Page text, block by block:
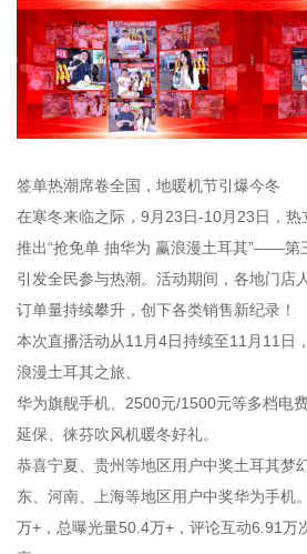
签单热潮席卷全国，地暖机节引爆今冬
在寒冬来临之际，9月23日-10月23日，热
推出“抢免单 抽华为 赢浪漫土耳其”——第
引发全民参与热潮。活动期间，各地门店
订单量持续攀升，创下各类销售新纪录！
本次直播活动从11月4日持续至11月11日
浪漫土耳其之旅、
华为旗舰手机、2500元/1500元等多档电
延保、徕芬吹风机暖冬好礼。
恭喜宁夏、贵州等地区用户中奖土耳其梦
东、河南、上海等地区用户中奖华为手机
万+，总曝光量50.4万+，评论互动6.91万